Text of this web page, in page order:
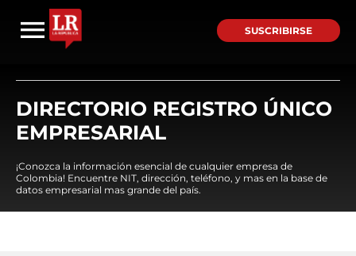
SUSCRIBIRSE
DIRECTORIO REGISTRO ÚNICO
EMPRESARIAL
¡Conozca la información esencial de cualquier empresa de
Colombia! Encuentre NIT, dirección, teléfono, y mas en la base de
datos empresarial mas grande del país.